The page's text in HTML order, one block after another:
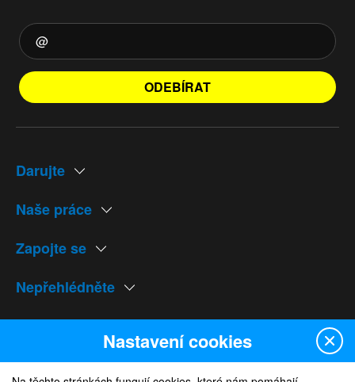
ODEBÍRAT
Darujte
Naše práce
Zapojte se
Nepřehlédněte
Naše weby
Nastavení cookies